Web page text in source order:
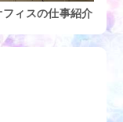
フィスの仕事紹介